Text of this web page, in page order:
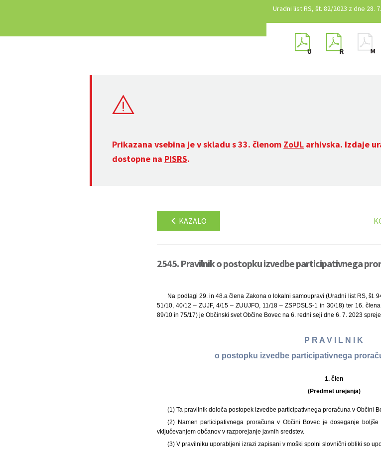
Uradni list RS, št. 82/2023 z dne 28.
Prikazana vsebina je v skladu s 33. členom ZoUL arhivska. Izdaje
dostopne na PISRS.
KAZALO
2545. Pravilnik o postopku izvedbe participativnega
Na podlagi 29. in 48.a člena Zakona o lokalni samoupravi (Uradni list RS, št.
51/10, 40/12 – ZUJF, 4/15 – ZUUJFO, 11/18 – ZSPDSLS-1 in 30/18) ter 16.
89/10 in 75/17) je Občinski svet Občine Bovec na 6. redni seji dne 6. 7. 2023 sprejel
P R A V I L N I K
o postopku izvedbe participativnega
1. člen
(Predmet urejanja)
(1) Ta pravilnik določa postopek izvedbe participativnega proračuna v Občini
(2) Namen participativnega proračuna v Občini Bovec je doseganje
vključevanjem občanov v razporejanje javnih sredstev.
(3) V pravilniku uporabljeni izrazi zapisani v moški spolni slovnični obliki so